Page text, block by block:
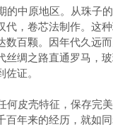
中原地区。从珠子
代，卷芯法制作。这
数百颗。因年代久远
丝绸之路直通罗马，
证。
皮壳特征，保存完
百年来的经历，就如